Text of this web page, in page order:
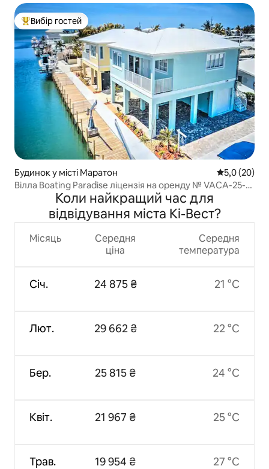
Топ вибір гостей
Вибір гостей
Будинок у місті Маратон Середня
5,0 (20)
Вілла Boating Paradise ліцензія на оренду № VACA-25-
Коли найкращий час для
відвідування міста Кі-Вест?
Місяць
Січ.
Лют.
Бер.
Квіт.
Трав.
Середня
ціна
24 875 ₴
29 662 ₴
25 815 ₴
21 967 ₴
19 954 ₴
Середня
температура
21 °C
22 °C
24 °C
25 °C
27 °C